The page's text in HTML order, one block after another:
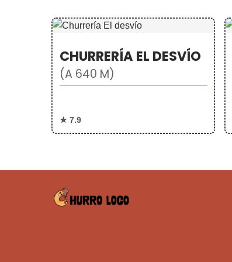
CHURRERÍA EL DESVÍO
(A 640 M)
★ 7.9